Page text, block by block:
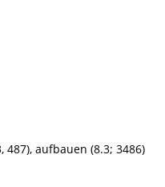
487), aufbauen (8.3; 3486)